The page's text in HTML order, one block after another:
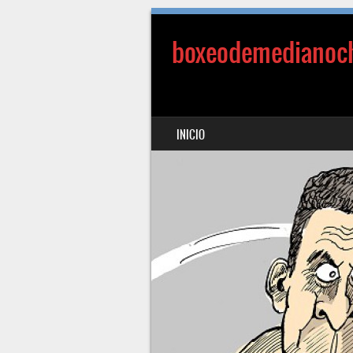
MENÚ
SALTAR AL CONTENIDO
INICIO